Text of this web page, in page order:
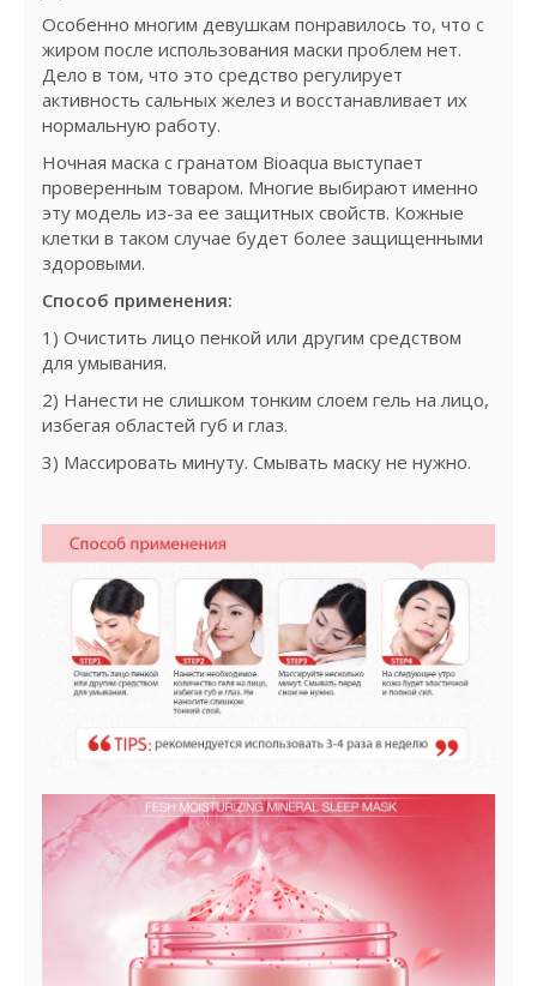
Особенно многим девушкам понравилось то, что с
жиром после использования маски проблем нет.
Дело в том, что это средство регулирует
активность сальных желез и восстанавливает их
нормальную работу.
Ночная маска с гранатом Bioaqua выступает
проверенным товаром. Многие выбирают именно
эту модель из-за ее защитных свойств. Кожные
клетки в таком случае будет более защищенными
здоровыми.
Способ применения:
1) Очистить лицо пенкой или другим средством
для умывания.
2) Нанести не слишком тонким слоем гель на лицо,
избегая областей губ и глаз.
3) Массировать минуту. Смывать маску не нужно.